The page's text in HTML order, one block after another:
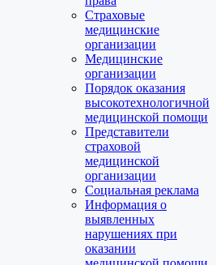
Страховые
медицинские
организации
Медицинские
организации
Порядок оказания
высокотехнологичной
медицинской помощи
Представители
страховой
медицинской
организации
Социальная реклама
Информация о
выявленных
нарушениях при
оказании